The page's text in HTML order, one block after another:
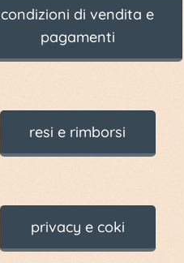
condizioni di vendita e
pagamenti
resi e rimborsi
privacy e coki